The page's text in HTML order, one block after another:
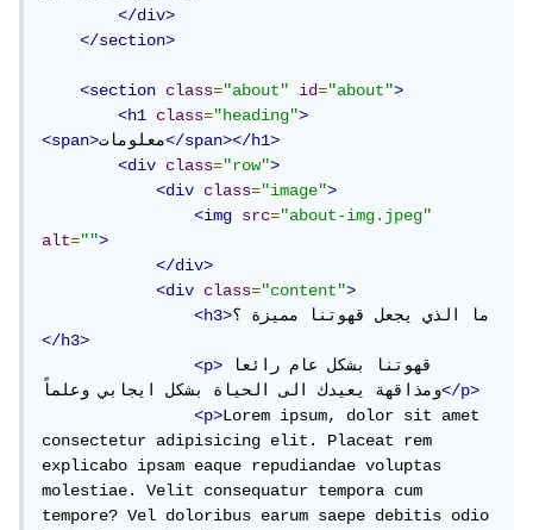
</div>
</section>
<section class="about" id="about">
<h1
class="heading">
<span>معلومات</span></h1>
<div
class="row">
<div
class="image">
<img
src="about-img.jpeg"
alt="">
</div>
<div
class="content">
<h3>ما الذي يجعل قهوتنا مميزة ؟
</h3>
<p>
ومذاقهة يعيدك الى الحياة بشكل ايجابي وعلماً</p>
<p>Lorem ipsum, dolor sit amet
consectetur adipisicing elit. Placeat rem
explicabo ipsam eaque repudiandae voluptas
molestiae. Velit consequatur tempora cum
tempore? Vel doloribus earum saepe debitis odio